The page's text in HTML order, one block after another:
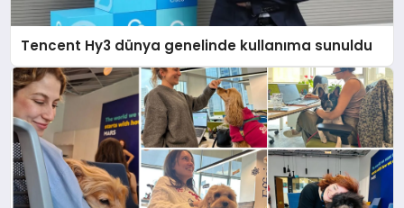
Tencent Hy3 dünya genelinde kullanıma sunuldu